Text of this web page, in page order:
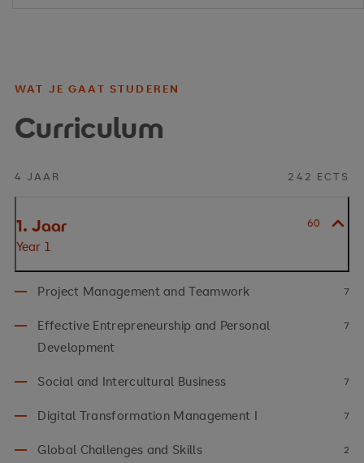
WAT JE GAAT STUDEREN
Curriculum
4 JAAR 242 ECTS
1. Jaar
Year 1
60
Project Management and Teamwork 7
Effective Entrepreneurship and Personal
Development
7
Social and Intercultural Business 7
Digital Transformation Management I 7
Global Challenges and Skills 2